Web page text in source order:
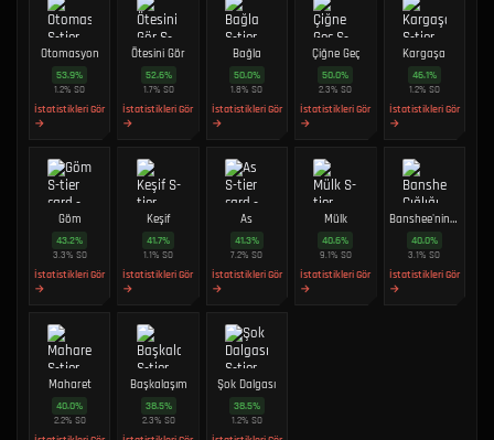
Otomasyon
53.9%
1.2%SO
İstatistikleri Gör
→
Ötesini Gör
52.6%
1.7% SO
İstatistikleri Gör
→
Bağla
50.0%
1.8%SO
İstatistikleri Gör
→
Çiğne Geç
50.0%
2.3%SO
İstatistikleri Gör
→
Kargaşa
46.1%
1.2% SO
İstatistikleri Gör
→
Göm
43.2%
3.3% SO
İstatistikleri Gör
→
Keşif
41.7%
1.1%SO
İstatistikleri Gör
→
As
41.3%
7.2%SO
İstatistikleri Gör
→
Mülk
40.6%
9.1% SO
İstatistikleri Gör
→
Banshee'nin Çığlığı
40.0%
3.1%SO
İstatistikleri Gör
→
Maharet
40.0%
2.2% SO
Başkalaşım
38.5%
2.3% SO
Şok Dalgası
38.5%
1.2% SO